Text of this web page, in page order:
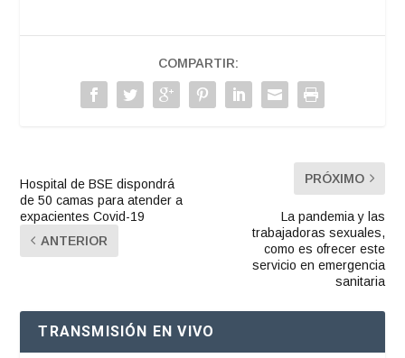
COMPARTIR:
Hospital de BSE dispondrá
de 50 camas para atender a
expacientes Covid-19
ANTERIOR
PRÓXIMO
La pandemia y las
trabajadoras sexuales,
como es ofrecer este
servicio en emergencia
sanitaria
TRANSMISIÓN EN VIVO